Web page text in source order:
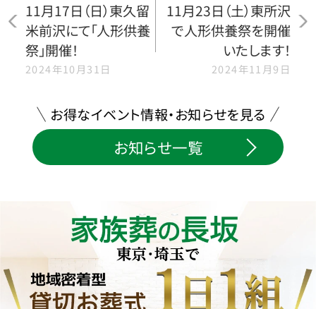
11月17日（日）東久留
米前沢にて「人形供養
祭」開催！
2024年10月31日
11月23日（土）東所沢
で人形供養祭を開催
いたします！
2024年11月9日
お得なイベント情報・お知らせを見る
お知らせ一覧